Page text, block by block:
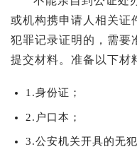
“Apostille”中文译名
@老陈有话说
@样本库
或机构携申请人相关证
犯罪记录证明的，需要
提交材料。准备以下材
1.身份证；
2.户口本；
3.公安机关开具的无